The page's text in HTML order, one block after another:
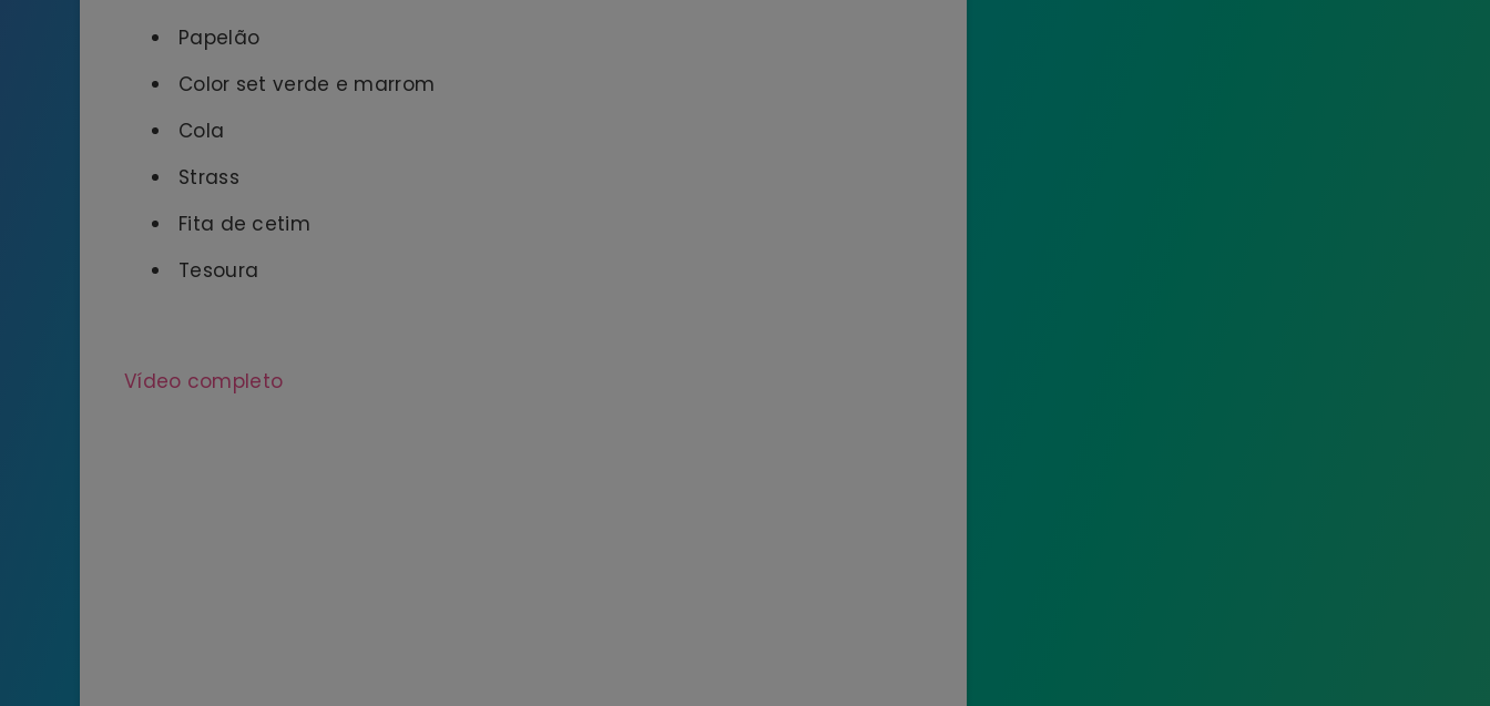
Papelão
Color set verde e marrom
Cola
Strass
Fita de cetim
Tesoura
Vídeo completo